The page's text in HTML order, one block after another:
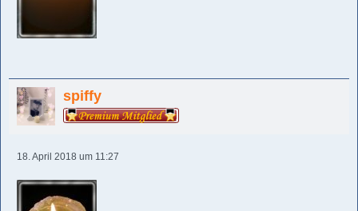
spiffy
18. April 2018 um 11:27